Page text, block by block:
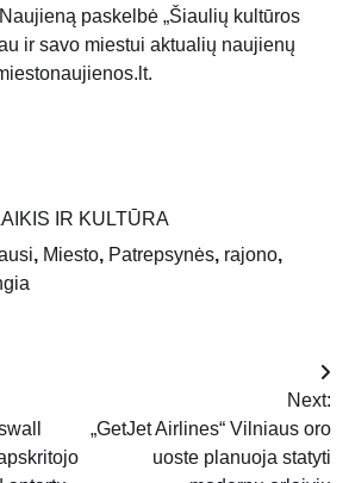
paskelbė „Šiaulių kultūros
ir savo miestui aktualių naujienų
IR KULTŪRA
, Miesto, Patrepsynės, rajono,
Next:
„GetJet Airlines“ Vilniaus oro
uoste planuoja statyti